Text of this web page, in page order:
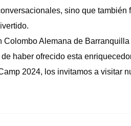
sino que
Colombo Alemana de
haber ofrecido esta
2024, los invitamos a visitar